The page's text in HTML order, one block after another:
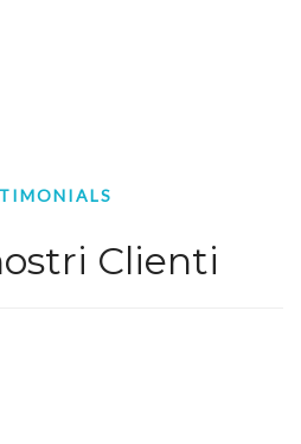
Clienti